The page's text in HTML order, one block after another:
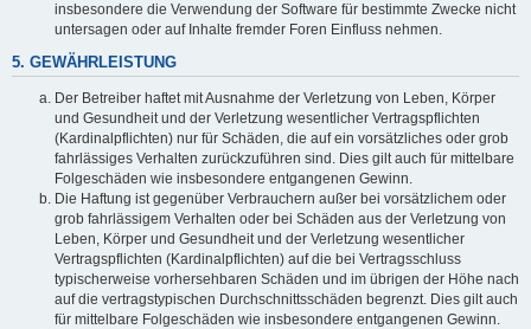
insbesondere die Verwendung der Software für bestimmte Zwecke nicht
untersagen oder auf Inhalte fremder Foren Einfluss nehmen.
5. GEWÄHRLEISTUNG
Der Betreiber haftet mit Ausnahme der Verletzung von Leben, Körper
und Gesundheit und der Verletzung wesentlicher Vertragspflichten
(Kardinalpflichten) nur für Schäden, die auf ein vorsätzliches oder grob
fahrlässiges Verhalten zurückzuführen sind. Dies gilt auch für mittelbare
Folgeschäden wie insbesondere entgangenen Gewinn.
Die Haftung ist gegenüber Verbrauchern außer bei vorsätzlichem oder
grob fahrlässigem Verhalten oder bei Schäden aus der Verletzung von
Leben, Körper und Gesundheit und der Verletzung wesentlicher
Vertragspflichten (Kardinalpflichten) auf die bei Vertragsschluss
typischerweise vorhersehbaren Schäden und im übrigen der Höhe nach
auf die vertragstypischen Durchschnittsschäden begrenzt. Dies gilt auch
für mittelbare Folgeschäden wie insbesondere entgangenen Gewinn.